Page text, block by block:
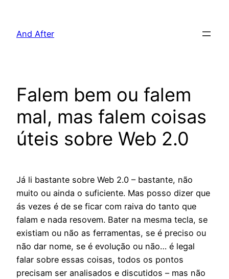
And After
Falem bem ou falem
mal, mas falem coisas
úteis sobre Web 2.0
Já li bastante sobre Web 2.0 – bastante, não
muito ou ainda o suficiente. Mas posso dizer que
ás vezes é de se ficar com raiva do tanto que
falam e nada resovem. Bater na mesma tecla, se
existiam ou não as ferramentas, se é preciso ou
não dar nome, se é evolução ou não… é legal
falar sobre essas coisas, todos os pontos
precisam ser analisados e discutidos – mas não